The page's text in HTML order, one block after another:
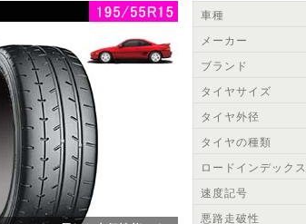
車種
メーカー
ブランド
タイヤサイズ
タイヤ外径
タイヤの種類
ロードインデックス
速度記号
悪路走破性